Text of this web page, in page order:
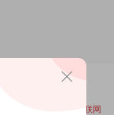
，所有内容均来自互联网